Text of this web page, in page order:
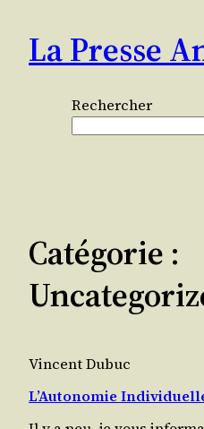
contenu
La Presse
Rechercher
Catégorie :
Vincent Dubuc
L’Autonomie